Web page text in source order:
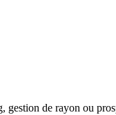
de rayon ou